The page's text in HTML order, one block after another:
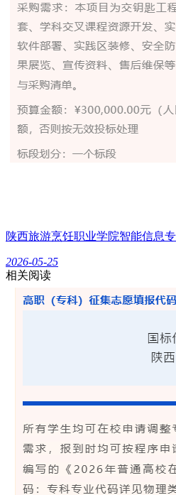
陕西旅游烹饪职业学院智能信息
2026-05-25
相关阅读